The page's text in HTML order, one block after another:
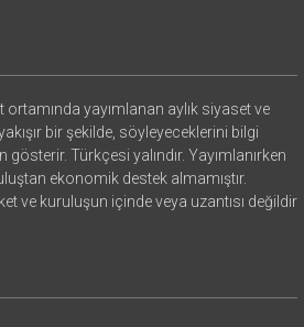
ortamında yayımlanan aylık siyaset ve
bir şekilde, söyleyeceklerini bilgi
Türkçesi yalındır. Yayımlanırken
ekonomik destek almamıştır.
ve kuruluşun içinde veya uzantısı değildir